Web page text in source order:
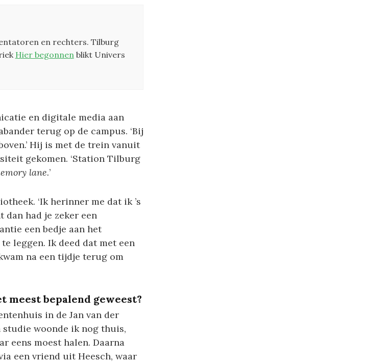
en rechters. Tilburg
Hier begonnenblikt Univers
en digitale media aan
terug op de campus. ‘Bij
Hij is met de trein vanuit
gekomen. ‘Station Tilburg
lane.’
‘Ik herinner me dat ik ’s
had je zeker een
een bedje aan het
leggen. Ik deed dat met een
na een tijdje terug om
meest bepalend geweest?
in de Jan van der
studie woonde ik nog thuis,
eens moest halen. Daarna
een vriend uit Heesch, waar